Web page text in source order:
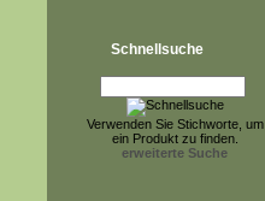
Schnellsuche
Verwenden Sie Stichworte, um
ein Produkt zu finden.
erweiterte Suche